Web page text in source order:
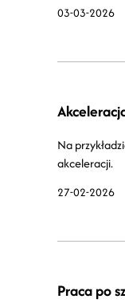
03-03-2026
27-02-2026
Na
akceleracji.
Praca po